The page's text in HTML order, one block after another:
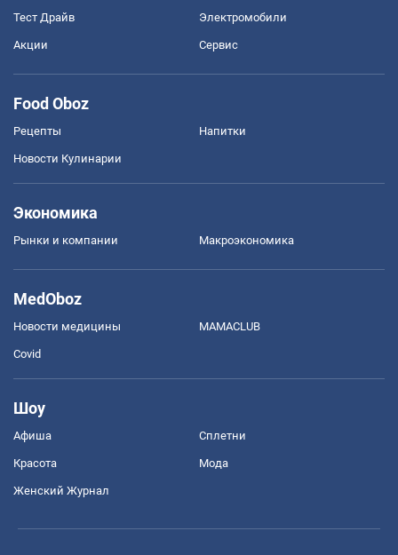
Тест Драйв Электромобили
Акции Сервис
Food Oboz
Рецепты Напитки
Новости Кулинарии
Экономика
Рынки и компании Mакроэкономика
MedOboz
Новости медицины MAMACLUB
Covid
Шоу
Афиша Сплетни
Красота Мода
Женский Журнал